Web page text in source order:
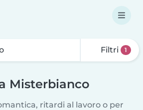
Filtri 1
Misterbianco
ritardi al lavoro o per